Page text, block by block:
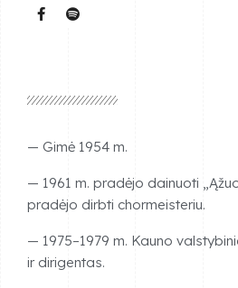
— Gimė 1954 m.
— 1961 m. pradėjo dainuoti
pradėjo dirbti chormeisteriu.
— 1975–1979 m. Kauno
ir dirigentas.